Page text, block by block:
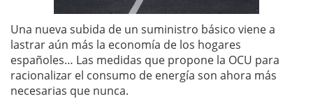
Una nueva subida de un suministro básico viene a
lastrar aún más la economía de los hogares
españoles… Las medidas que propone la OCU para
racionalizar el consumo de energía son ahora más
necesarias que nunca.